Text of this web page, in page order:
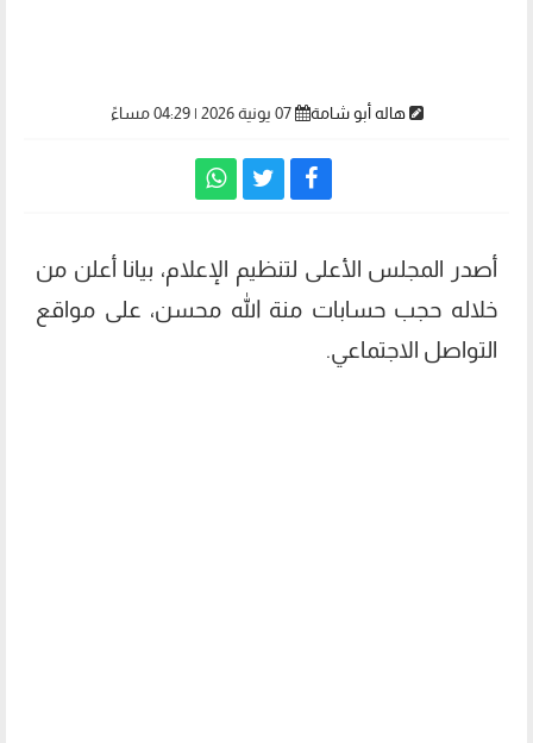
هاله أبو شامة 07 يونية 2026 | 04:29 مساءً
أصدر المجلس الأعلى لتنظيم الإعلام، بيانا أعلن من
خلاله حجب حسابات منة الله محسن، على مواقع
التواصل الاجتماعي.